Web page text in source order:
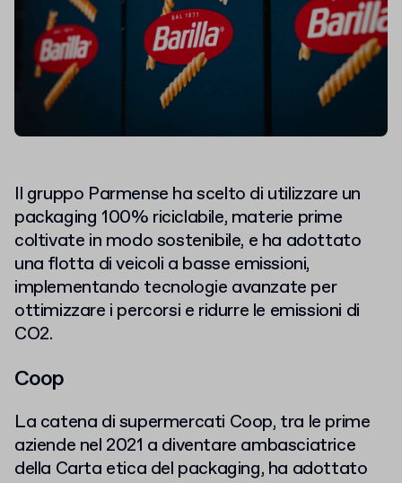
Il gruppo Parmense ha scelto di utilizzare un
packaging 100% riciclabile, materie prime
coltivate in modo sostenibile, e ha adottato
una flotta di veicoli a basse emissioni,
implementando tecnologie avanzate per
ottimizzare i percorsi e ridurre le emissioni di
CO2.
Coop
La catena di supermercati Coop, tra le prime
aziende nel 2021 a diventare ambasciatrice
della Carta etica del packaging, ha adottato